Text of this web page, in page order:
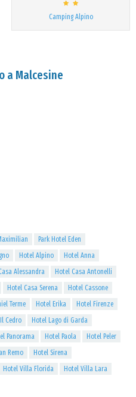
Camping Alpino
a Malcesine
Park Hotel Eden
Hotel Alpino
Hotel Anna
Alessandra
Hotel Casa Antonelli
Hotel Casa Serena
Hotel Cassone
Terme Hotel Erika
Hotel Firenze
Cedro
Hotel Lago di Garda
Panorama Hotel Paola
Hotel Peler
Remo
Hotel Sirena
Hotel Villa Florida
Hotel Villa Lara